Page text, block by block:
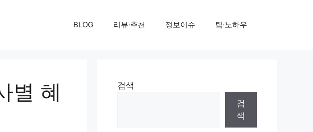
BLOG 리뷰·추천 정보이슈 팁·노하우
별 혜
검색
검
색